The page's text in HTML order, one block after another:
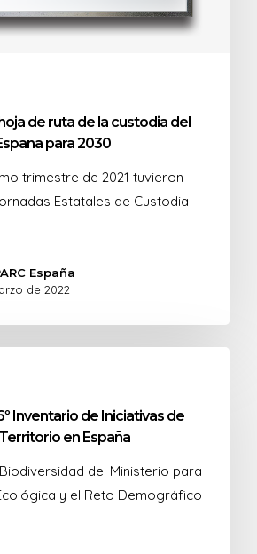
de ruta de la custodia del
para 2030
trimestre de 2021 tuvieron
Estatales de Custodia
España
de 2022
Inventario de Iniciativas de
en España
del Ministerio para
y el Reto Demográfico